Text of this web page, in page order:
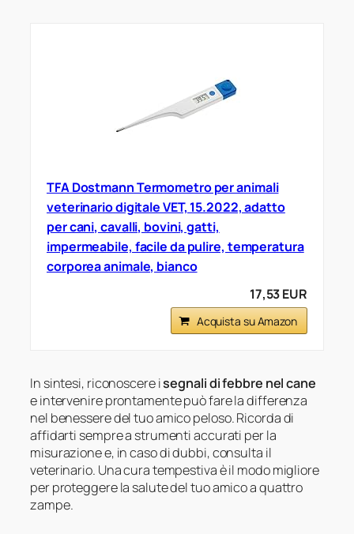
TFA Dostmann Termometro per animali
veterinario digitale VET, 15.2022, adatto
per cani, cavalli, bovini, gatti,
impermeabile, facile da pulire, temperatura
corporea animale, bianco
17,53 EUR
Acquista su Amazon
In sintesi, riconoscere isegnali di febbre nel cane
e intervenire prontamente può fare la differenza
nel benessere del tuo amico peloso. Ricorda di
affidarti sempre a strumenti accurati per la
misurazione e, in caso di dubbi, consulta il
veterinario. Una cura tempestiva è il modo migliore
per proteggere la salute del tuo amico a quattro
zampe.